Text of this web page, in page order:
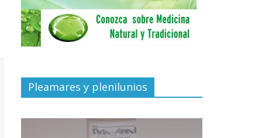
Pleamares y plenilunios